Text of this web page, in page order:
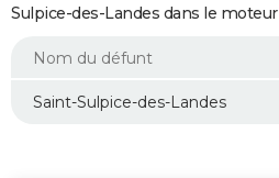
Mobiles
Meilleur smartphone
Internet
Ordinateurs
Jeux vidéo
Guide high-tech
+
BRICOLAGE
Forum
Aménagement intérieur
Extérieur
Cuisine
Salle de bains
Jardinage
Rangement
WEEK-END
Guides de France
Escapades
Patrimoine
Expositions
Musées
Week-end nature
LIFESTYLE
Sulpice-des-Landes dans le